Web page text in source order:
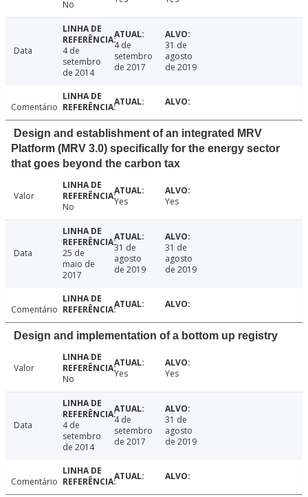
No
Data
4 de
setembro
de 2014
4 de
setembro
de 2017
31 de
agosto
de 2019
Comentário
Design and establishment of an integrated MRV
Platform (MRV 3.0) specifically for the energy sector
that goes beyond the carbon tax
Valor
No
Yes Yes
Data
25 de
maio de
2017
31 de
agosto
de 2019
31 de
agosto
de 2019
Comentário
Design and implementation of a bottom up registry
Valor
No
Yes Yes
Data
4 de
setembro
de 2014
4 de
setembro
de 2017
31 de
agosto
de 2019
Comentário